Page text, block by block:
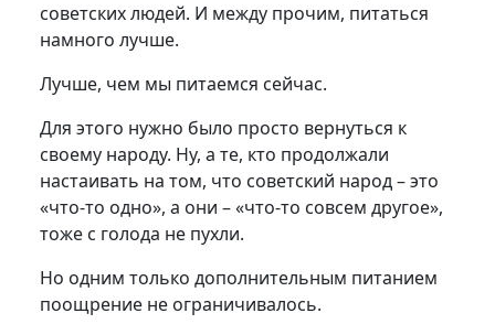
советских людей. И между прочим, питаться
намного лучше.
Лучше, чем мы питаемся сейчас.
Для этого нужно было просто вернуться к
своему народу. Ну, а те, кто продолжали
настаивать на том, что советский народ – это
«что-то одно», а они – «что-то совсем другое»,
тоже с голода не пухли.
Но одним только дополнительным питанием
поощрение не ограничивалось.